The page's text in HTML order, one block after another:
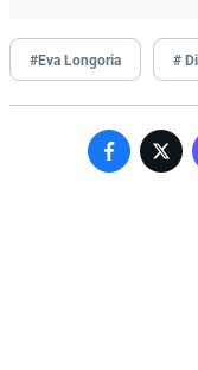
#Eva Longoria #